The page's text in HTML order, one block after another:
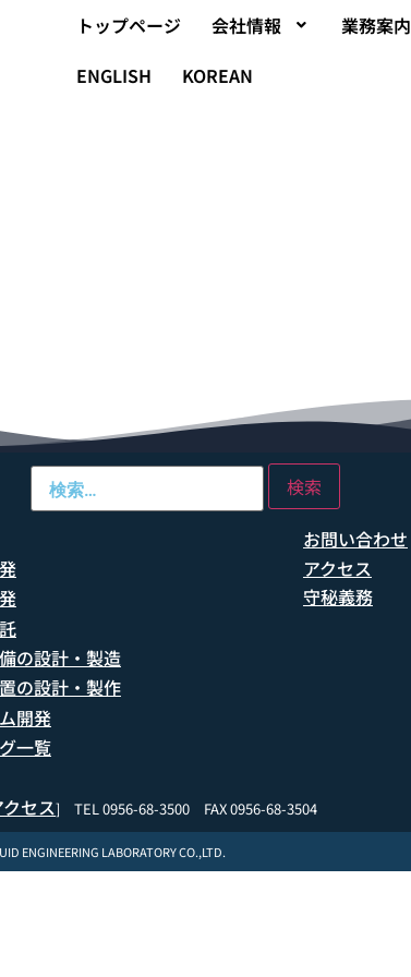
トップページ 会社情報 業務案内
ENGLISH
KOREAN
の設計・製造
の設計・製作
開発
一覧
お問い合わせ
アクセス
守秘義務
クセス] TEL 0956-68-3500 FAX 0956-68-3504
ENGINEERING LABORATORY CO.,LTD.